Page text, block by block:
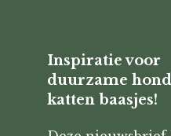
Inspiratie voor
duurzame
katten baasjes!